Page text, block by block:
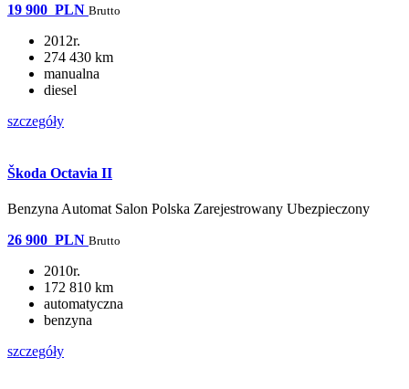
19 900 PLN Brutto
2012r.
274 430 km
manualna
diesel
szczegóły
Škoda Octavia II
Benzyna Automat Salon Polska Zarejestrowany Ubezpieczony
26 900 PLN Brutto
2010r.
172 810 km
automatyczna
benzyna
szczegóły